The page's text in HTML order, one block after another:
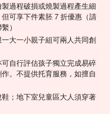
過程破損或燒製過程產生細
可享下件素胚 7 折優惠（請
）
大一小親子組可兩人共同創
自行評估孩子獨立完成易碎
。不提供托育服務，如擅自
；地下室兒童區大人須穿著